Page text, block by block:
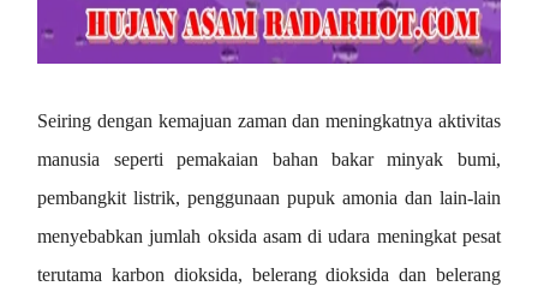
Seiring dengan kemajuan zaman dan meningkatnya aktivitas
manusia seperti pemakaian bahan bakar minyak bumi,
pembangkit listrik, penggunaan pupuk amonia dan lain-lain
menyebabkan jumlah oksida asam di udara meningkat pesat
terutama karbon dioksida, belerang dioksida dan belerang